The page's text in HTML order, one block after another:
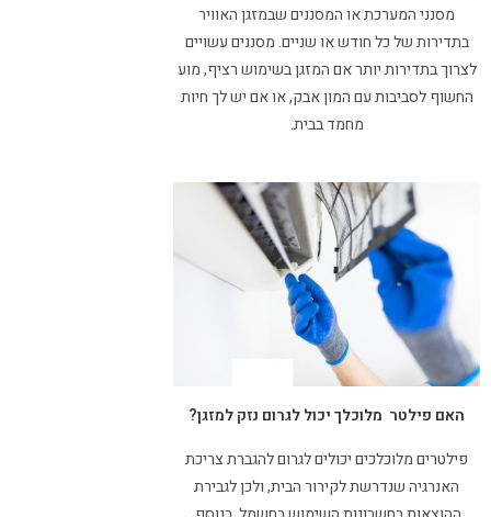
מסנני המערכת או המסננים שבמזגן האוויר
בתדירות של כל חודש או שניים. מסננים עשויים
לצרוך בתדירות יותר אם המזגן בשימוש רציף, מוע
החשוף לסביבות עם המון אבק, או אם יש לך חיות
מחמד בבית.
האם פילטר מלוכלך יכול לגרום נזק למזגן?
פילטרים מלוכלכים יכולים לגרום להגברת צריכת
האנרגיה שנדרשת לקירור הבית, ולכן לגבירת